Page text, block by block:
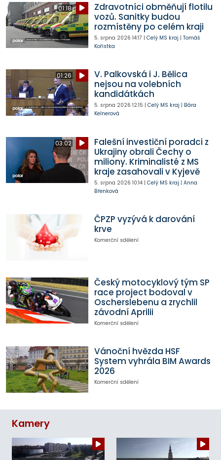
01:18
Zdravotníci obměňují flotilu
vozů. Sanitky budou
rozmístěny po celém kraji
5. srpna 2026 14:17 | Celý MS kraj | Tomáš
Kořistka
01:26
V. Palkovská i J. Bělica
nejsou na volebních
kandidátkách
5. srpna 2026 12:15 | Celý MS kraj | Bára
Kelnerová
03:02
Falešní investiční poradci z
Ukrajiny obrali Čechy o
miliony. Kriminalisté z MS
kraje zasahovali v Kyjevě
5. srpna 2026 10:14| Celý MS kraj | Anna
Břenková
ČPZP vyzývá k darování
krve
Komerční sdělení
Český motocyklový tým SP
race project bodoval v
Oscherslebenu a zrychlil
závodní Aprilii
Komerční sdělení
Vánoční hvězda HSF
System vyhrála BIM Awards
2026
Komerční sdělení
Kamery